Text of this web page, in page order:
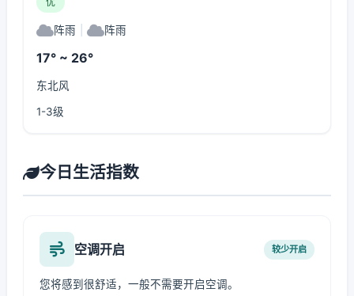
阵雨 阵雨
17° ~ 26°
东北风
1-3级
今日生活指数
空调开启 较少开启
您将感到很舒适，一般不需要开启空调。